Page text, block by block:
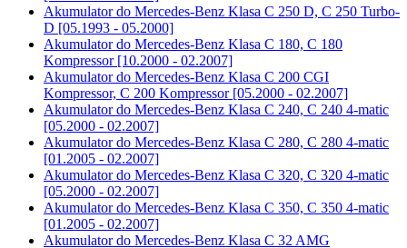
Akumulator do Mercedes-Benz Klasa C 250 D, C 250 Turbo-
D [05.1993 - 05.2000]
Akumulator do Mercedes-Benz Klasa C 180, C 180
Kompressor [10.2000 - 02.2007]
Akumulator do Mercedes-Benz Klasa C 200 CGI
Kompressor, C 200 Kompressor [05.2000 - 02.2007]
Akumulator do Mercedes-Benz Klasa C 240, C 240 4-matic
[05.2000 - 02.2007]
Akumulator do Mercedes-Benz Klasa C 280, C 280 4-matic
[01.2005 - 02.2007]
Akumulator do Mercedes-Benz Klasa C 320, C 320 4-matic
[05.2000 - 02.2007]
Akumulator do Mercedes-Benz Klasa C 350, C 350 4-matic
[01.2005 - 02.2007]
Akumulator do Mercedes-Benz Klasa C 32 AMG